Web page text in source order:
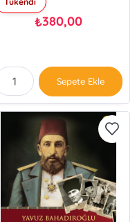
₺380,00
Sepete Ekle